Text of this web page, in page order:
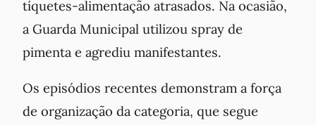
tíquetes-alimentação atrasados. Na ocasião,
a Guarda Municipal utilizou spray de
pimenta e agrediu manifestantes.
Os episódios recentes demonstram a força
de organização da categoria, que segue